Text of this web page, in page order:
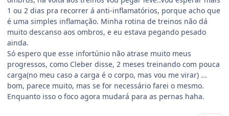
1 ou 2 dias pra recorrer á anti-inflamatórios, porque acho que
é uma simples inflamação. Minha rotina de treinos não dá
muito descanso aos ombros, e eu estava pegando pesado
ainda.
Só espero que esse infortúnio não atrase muito meus
progressos, como Cleber disse, 2 meses treinando com pouca
carga(no meu caso a carga é o corpo, mas vou me virar) ...
bom, parece muito, mas se for necessário farei o mesmo.
Enquanto isso o foco agora mudará para as pernas haha.